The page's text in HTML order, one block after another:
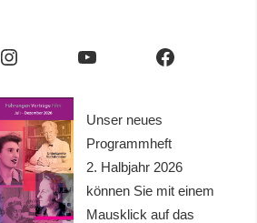
Instagram YouTube Facebook
Unser neues
Programmheft
2. Halbjahr 2026
können Sie mit einem
Mausklick auf das